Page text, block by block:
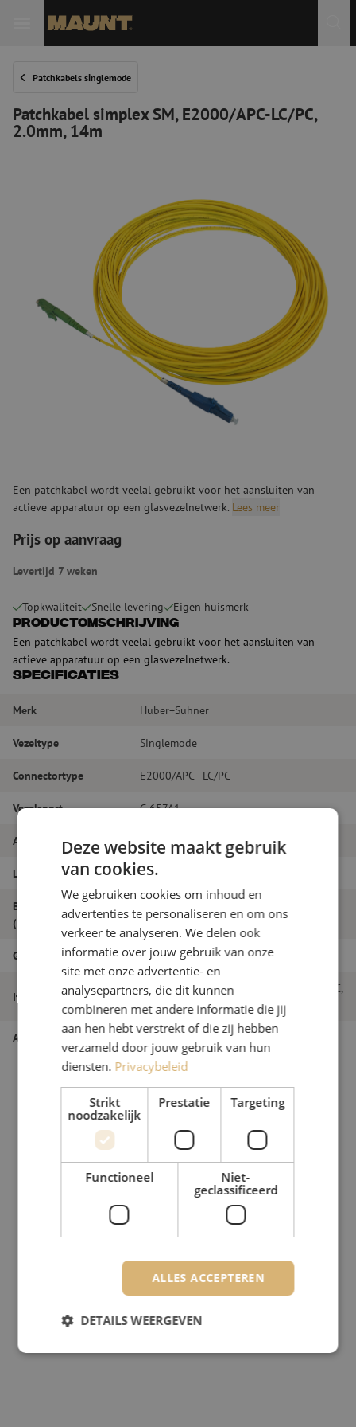
Patchkabels singlemode
Patchkabel simplex SM, E2000/APC-LC/PC,
2.0mm, 14m
Een patchkabel wordt veelal gebruikt voor het aansluiten van
actieve apparatuur op een glasvezelnetwerk. Lees meer
Prijs op aanvraag
Levertijd 7 weken
Topkwaliteit Snelle levering Eigen huismerk
Productomschrijving
Een patchkabel wordt veelal gebruikt voor het aansluiten van
actieve apparatuur op een glasvezelnetwerk.
Specificaties
Merk Huber+Suhner
Vezeltype Singlemode
Connectortype E2000/APC - LC/PC
Vezelsoort G.657A1
Aantal vezels Simplex
Lengte 14m
Buitendiameter
(mm)
2.0
Grade B
Itemnaam
Patchkabel simplex SM, E2000/APC-LC/PC,
2.0mm, 14m
Artikelnummer M20000460
Deze website maakt gebruik
van cookies.
We gebruiken cookies om inhoud en
advertenties te personaliseren en om ons
verkeer te analyseren. We delen ook
informatie over jouw gebruik van onze
site met onze advertentie- en
analysepartners, die dit kunnen
combineren met andere informatie die jij
aan hen hebt verstrekt of die zij hebben
verzameld door jouw gebruik van hun
diensten. Privacybeleid
Strikt
noodzakelijk
Prestatie Targeting
Functioneel
Niet-
geclassificeerd
ALLES ACCEPTEREN
DETAILS WEERGEVEN